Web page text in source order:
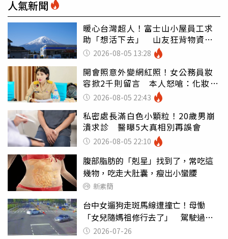
人氣新聞
暖心台灣超人！富士山小屋員工求
助「想活下去」 山友狂背物資上
山：台灣真的是寶島
2026-08-05 13:28
開會照意外變網紅照！女公務員妝
容掀2千則留言 本人怒嗆：化妝有
錯嗎2026-08-05 22:43
私密處長滿白色小顆粒！20歲男崩
潰求診 醫曝5大真相別再誤會
2026-08-05 22:10
腹部脂肪的「剋星」找到了，常吃這
幾物，吃走大肚囊，瘦出小蠻腰
新素簡
台中女遛狗走斑馬線遭撞亡！母慟
「女兒隨媽祖修行去了」 駕駛過失
致死判9月
2026-07-26